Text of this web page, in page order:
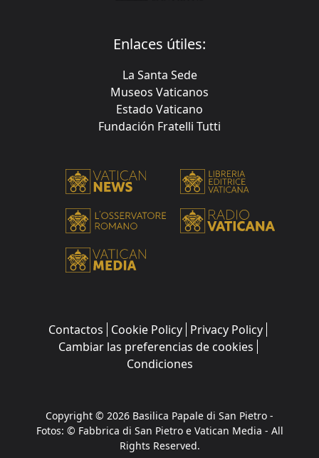
Enlaces útiles:
La Santa Sede
Museos Vaticanos
Estado Vaticano
Fundación Fratelli Tutti
Contactos Cookie Policy Privacy Policy
Cambiar las preferencias de cookies
Condiciones
Copyright © 2026 Basilica Papale di San Pietro -
Fotos: © Fabbrica di San Pietro e Vatican Media - All
Rights Reserved.